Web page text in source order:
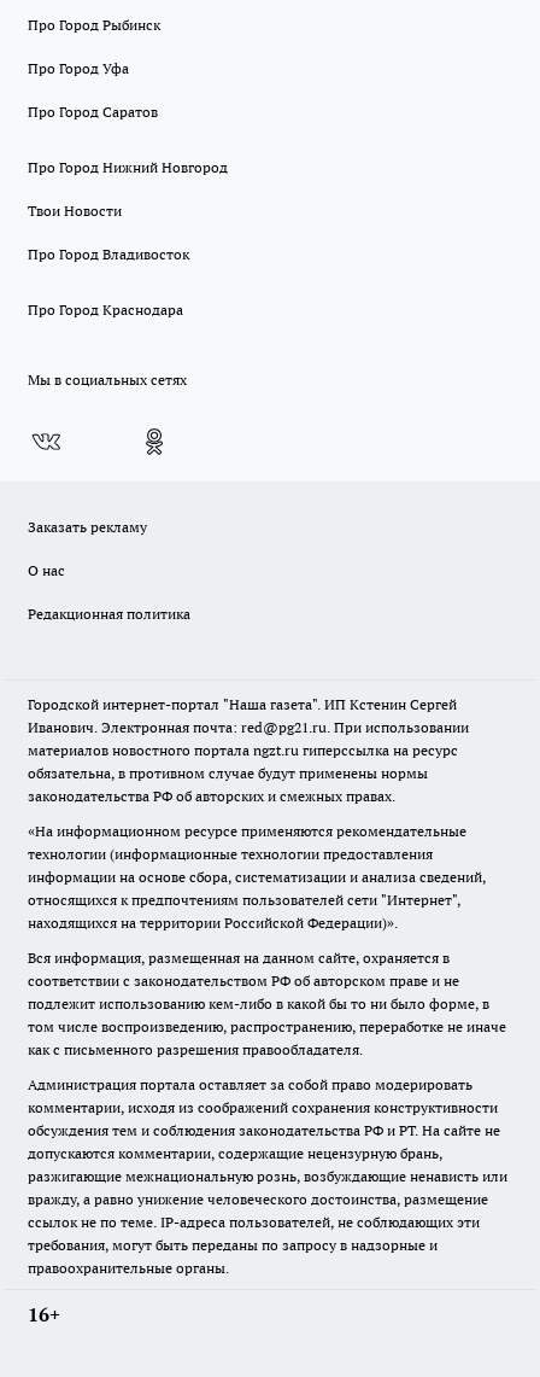
Про Город Рыбинск
Про Город Уфа
Про Город Саратов
Про Город Нижний Новгород
Твои Новости
Про Город Владивосток
Про Город Краснодара
Мы в социальных сетях
Заказать рекламу
О нас
Редакционная политика
Городской интернет-портал "Наша газета". ИП Кстенин Сергей
Иванович. Электронная почта: red@pg21.ru. При использовании
материалов новостного портала ngzt.ru гиперссылка на ресурс
обязательна, в противном случае будут применены нормы
законодательства РФ об авторских и смежных правах.
«На информационном ресурсе применяются рекомендательные
технологии (информационные технологии предоставления
информации на основе сбора, систематизации и анализа сведений,
относящихся к предпочтениям пользователей сети "Интернет",
находящихся на территории Российской Федерации)».
Вся информация, размещенная на данном сайте, охраняется в
соответствии с законодательством РФ об авторском праве и не
подлежит использованию кем-либо в какой бы то ни было форме, в
том числе воспроизведению, распространению, переработке не иначе
как с письменного разрешения правообладателя.
Администрация портала оставляет за собой право модерировать
комментарии, исходя из соображений сохранения конструктивности
обсуждения тем и соблюдения законодательства РФ и РТ. На сайте не
допускаются комментарии, содержащие нецензурную брань,
разжигающие межнациональную рознь, возбуждающие ненависть или
вражду, а равно унижение человеческого достоинства, размещение
ссылок не по теме. IP-адреса пользователей, не соблюдающих эти
требования, могут быть переданы по запросу в надзорные и
правоохранительные органы.
16+